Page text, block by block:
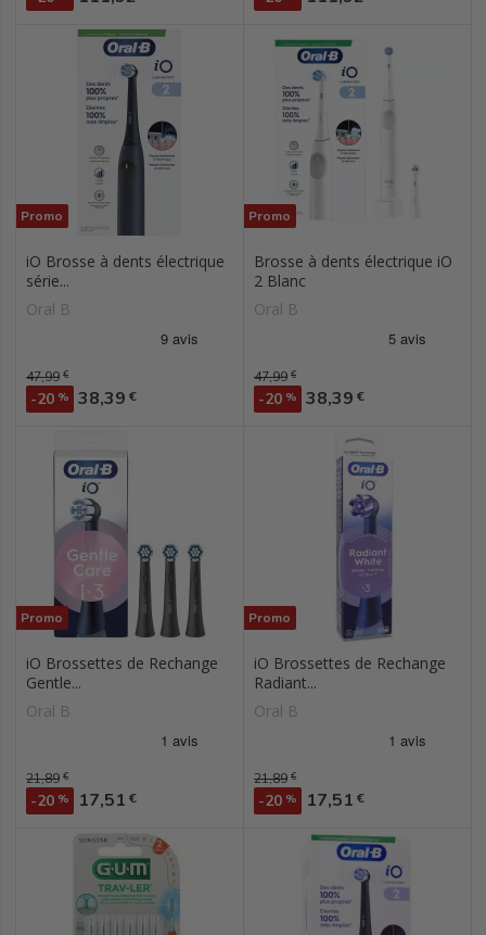
Promo
iO Brosse à dents électrique
série...
Oral B
Prix de base
47,99 €
-20 % Prix
38,39 €
Promo
Brosse à dents électrique iO
2 Blanc
Oral B
Prix de base
47,99 €
-20 % Prix
38,39 €
Promo
iO Brossettes de Rechange
Gentle...
Oral B
Prix de base
21,89 €
-20 % Prix
17,51 €
Promo
iO Brossettes de Rechange
Radiant...
Oral B
Prix de base
21,89 €
-20 % Prix
17,51 €